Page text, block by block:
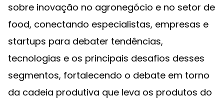
sobre inovação no agronegócio e no setor de
food, conectando especialistas, empresas e
startups para debater tendências,
tecnologias e os principais desafios desses
segmentos, fortalecendo o debate em torno
da cadeia produtiva que leva os produtos do